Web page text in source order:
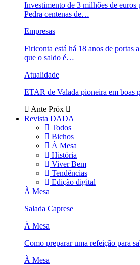
Investimento de 3 milhões de euros
Pedra centenas de…
Empresas
Firiconta está há 18 anos de portas
que o saldo é…
Atualidade
ETAR de Valada pioneira em boas
Ante Próx
Revista DADA
Todos
Bichos
À Mesa
História
Viver Bem
Tendências
Edição digital
À Mesa
Salada Caprese
À Mesa
Como preparar uma refeição para
À Mesa